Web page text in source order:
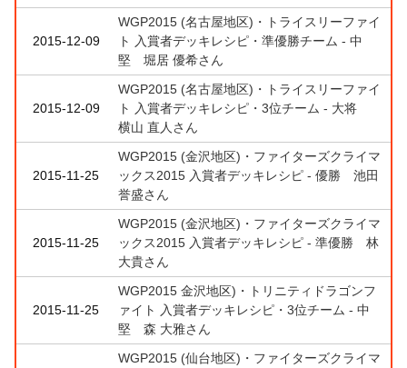
2015-12-09
WGP2015 (名古屋地区)・トライスリーファイ
ト 入賞者デッキレシピ・準優勝チーム - 中
堅 堀居 優希さん
2015-12-09
WGP2015 (名古屋地区)・トライスリーファイ
ト 入賞者デッキレシピ・3位チーム - 大将
横山 直人さん
2015-11-25
WGP2015 (金沢地区)・ファイターズクライマ
ックス2015 入賞者デッキレシピ - 優勝 池田
誉盛さん
2015-11-25
WGP2015 (金沢地区)・ファイターズクライマ
ックス2015 入賞者デッキレシピ - 準優勝 林
大貴さん
2015-11-25
WGP2015 金沢地区)・トリニティドラゴンフ
ァイト 入賞者デッキレシピ・3位チーム - 中
堅 森 大雅さん
WGP2015 (仙台地区)・ファイターズクライマ